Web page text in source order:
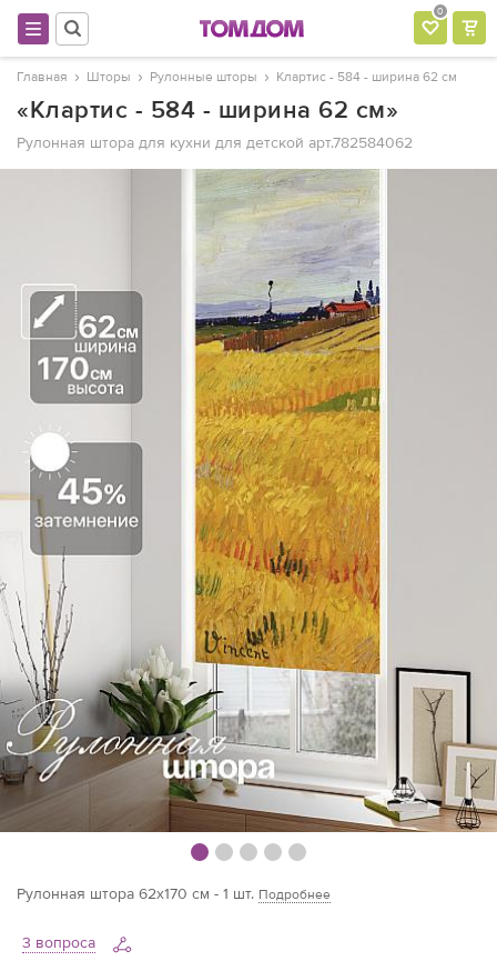
0
Главная Шторы Рулонные шторы Клартис - 584 - ширина 62 см
«Клартис - 584 - ширина 62 см»
Рулонная штора для кухни для детской арт.782584062
Рулонная штора 62х170 см - 1 шт. Подробнее
3 вопроса